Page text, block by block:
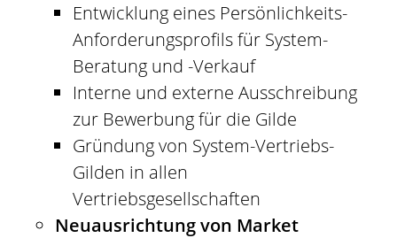
Entwicklung eines Persönlichkeits-
Anforderungsprofils für System-
Beratung und -Verkauf
Interne und externe Ausschreibung
zur Bewerbung für die Gilde
Gründung von System-Vertriebs-
Gilden in allen
Vertriebsgesellschaften
Neuausrichtung von Market